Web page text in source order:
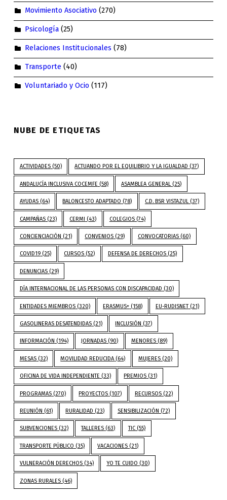
Movimiento Asociativo (270)
Psicología(25)
Relaciones Institucionales (78)
Transporte(40)
Voluntariado y Ocio (117)
NUBE DE ETIQUETAS
ACTIVIDADES(50) ACTUANDO POR EL EQUILIBRIO Y LA IGUALDAD (37)
ANDALUCÍA INCLUSIVA COCEMFE (58) ASAMBLEA GENERAL (25)
AYUDAS(64) BALONCESTO ADAPTADO (78) C.D. BSR VISTAZUL(37)
CAMPAÑAS(23) CERMI (43) COLEGIOS(74)
CONCIENCIACIÓN (21) CONVENIOS (29) CONVOCATORIAS(60)
COVID19(25) CURSOS (52) DEFENSA DE DERECHOS(25)
DENUNCIAS(29)
DÍA INTERNACIONAL DE LAS PERSONAS CON DISCAPACIDAD (30)
ENTIDADES MIEMBROS(320) ERASMUS+ (158) EU-RUDISNET(21)
GASOLINERAS DESATENDIDAS(21) INCLUSIÓN (37)
INFORMACIÓN (194) JORNADAS (90) MENORES(89)
MESAS(32) MOVILIDAD REDUCIDA (64) MUJERES(20)
OFICINA DE VIDA INDEPENDIENTE (33) PREMIOS (31)
PROGRAMAS(270) PROYECTOS (107) RECURSOS(22)
REUNIÓN (61) RURALIDAD (23) SENSIBILIZACIÓN (72)
SUBVENCIONES(32) TALLERES (63) TIC(55)
TRANSPORTE PÚBLICO (35) VACACIONES (21)
VULNERACIÓN DERECHOS(34) YO TE CUIDO (30)
ZONAS RURALES(46)